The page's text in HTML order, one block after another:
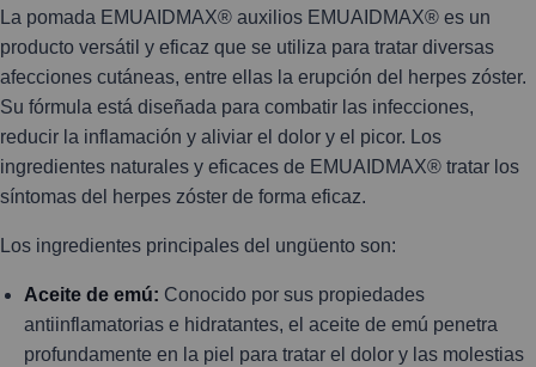
La pomada EMUAIDMAX® auxilios EMUAIDMAX® es un
producto versátil y eficaz que se utiliza para tratar diversas
afecciones cutáneas, entre ellas la erupción del herpes zóster.
Su fórmula está diseñada para combatir las infecciones,
reducir la inflamación y aliviar el dolor y el picor. Los
ingredientes naturales y eficaces de EMUAIDMAX® tratar los
síntomas del herpes zóster de forma eficaz.
Los ingredientes principales del ungüento son:
Aceite de emú: Conocido por sus propiedades
antiinflamatorias e hidratantes, el aceite de emú penetra
profundamente en la piel para tratar el dolor y las molestias